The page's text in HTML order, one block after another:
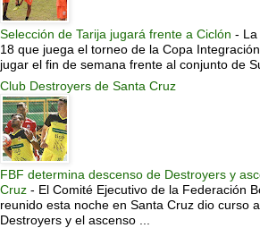
Selección de Tarija jugará frente a Ciclón -
18 que juega el torneo de la Copa
jugar el fin de semana frente al conjunto de
Club Destroyers de Santa Cruz
FBF determina descenso de Destroyers y
Cruz - El Comité Ejecutivo de la Federación
reunido esta noche en Santa Cruz dio curso
Destroyers y el ascenso ...